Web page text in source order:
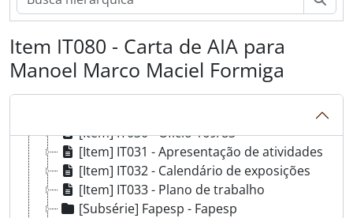
Item IT080 - Carta de AIA para
Manoel Marco Maciel Formiga
[Item] IT024 - Ofício 46/83
[Item] IT025 - Relatório de atividades
[Item] IT026 - Ofício SG/2 – n° 118/83
[Item] IT027 - Ofício Sub/CPG/DF – n° 13/83
[Item] IT028 - Carta de Carlos A. Ribeiro de Moura
[Item] IT029 - Carta de AIA para Carlos A. Ribeiro de Moura
[Item] IT030 - Ofício 169/83
[Item] IT031 - Apresentação de atividades
[Item] IT032 - Calendário de exposições
[Item] IT033 - Plano de trabalho
[Subsérie] Fapesp - Fapesp